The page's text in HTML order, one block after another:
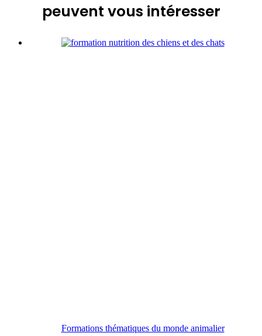
peuvent vous intéresser
Formations thématiques du monde animalier